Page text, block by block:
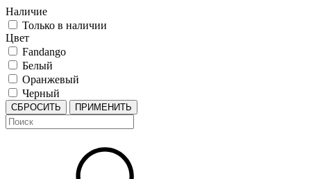
Наличие
Только в наличии
Цвет
Fandango
Белый
Оранжевый
Черный
СБРОСИТЬ ПРИМЕНИТЬ